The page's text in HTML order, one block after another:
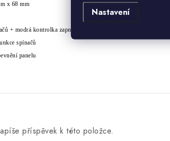
Nastavení
x 68 mm
+ modrá kontrolka zapnut
spínačů
í panelu
příspěvek k této položce.